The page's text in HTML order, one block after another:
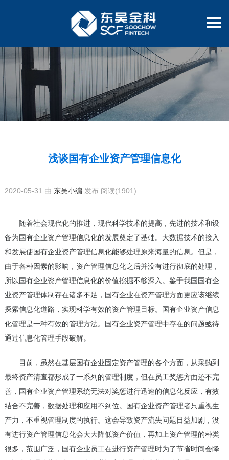
浅谈国有企业资产管理信息化
2020-05-31 由 东吴小编 发布 阅读(1901)
随着社会现代化的推进，现代科学技术的提高，先进的技术和设
备为国有企业资产管理信息化的发展奠定了基础。大数据技术的接入
和发展使国有企业资产管理信息化能够处理原来海量的信息。但是，
由于各种因素的影响，资产管理信息化之后并没有进行彻底的处理，
所以国有企业资产管理信息化的价值挖掘不够深入。鉴于我国国有企
业资产管理体制存在诸多不足，国有企业在资产管理方面更应该继续
探索信息化道路，实现科学有效的资产管理目标。国有企业资产信息
化管理是一种有效的管理方法。国有企业资产管理中存在的问题亟待
通过信息化管理手段破解。
目前，虽然在基层国有企业固定资产管理的各个方面，从采购到
最终资产清查都形成了一系列的管理制度，但在员工奖惩方面还不完
善，国有企业资产管理系统无法对奖惩进行迅速的信息化反应，有效
结合不完善，数据处理和应用不到位。国有企业资产管理者只重视生
产力，不重视管理制度的执行。这会导致资产流失问题日益加剧，没
有进行资产管理信息化会大大降低资产价值，再加上资产管理的种类
很多，范围广泛，国有企业员工在进行资产管理时为了节省时间会降